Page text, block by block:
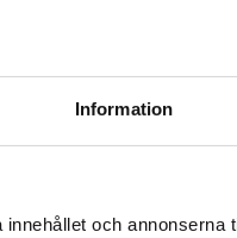
Information
och annonserna